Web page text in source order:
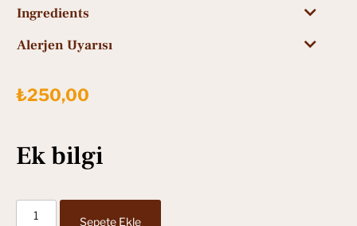
Ingredients
Alerjen Uyarısı
₺250,00
Ek bilgi
Sepete Ekle